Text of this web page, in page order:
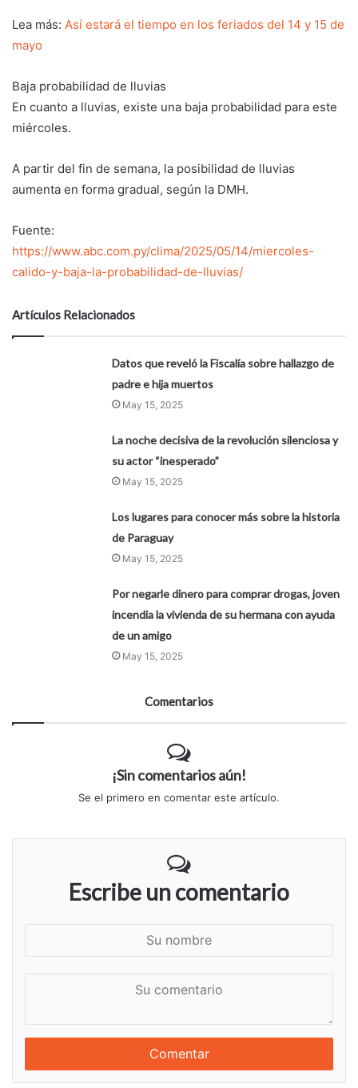
Lea más: Así estará el tiempo en los feriados del 14 y 15 de
mayo
Baja probabilidad de lluvias
En cuanto a lluvias, existe una baja probabilidad para este
miércoles.
A partir del fin de semana, la posibilidad de lluvias
aumenta en forma gradual, según la DMH.
Fuente:
https://www.abc.com.py/clima/2025/05/14/miercoles-
calido-y-baja-la-probabilidad-de-lluvias/
Artículos Relacionados
Datos que reveló la Fiscalía sobre hallazgo de
padre e hija muertos
May 15, 2025
La noche decisiva de la revolución silenciosa y
su actor “inesperado”
May 15, 2025
Los lugares para conocer más sobre la historia
de Paraguay
May 15, 2025
Por negarle dinero para comprar drogas, joven
incendia la vivienda de su hermana con ayuda
de un amigo
May 15, 2025
Comentarios
¡Sin comentarios aún!
Se el primero en comentar este artículo.
Escribe un comentario
n